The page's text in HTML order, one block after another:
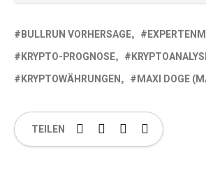
BULLRUN VORHERSAGE
KRYPTO-PROGNOSE
KRYPTOWÄHRUNGEN
MAXI DOGE
TEILEN